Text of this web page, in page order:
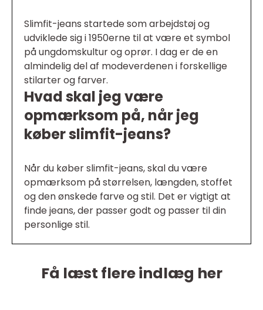
Slimfit-jeans startede som arbejdstøj og
udviklede sig i 1950erne til at være et symbol
på ungdomskultur og oprør. I dag er de en
almindelig del af modeverdenen i forskellige
stilarter og farver.
Hvad skal jeg være
opmærksom på, når jeg
køber slimfit-jeans?
Når du køber slimfit-jeans, skal du være
opmærksom på størrelsen, længden, stoffet
og den ønskede farve og stil. Det er vigtigt at
finde jeans, der passer godt og passer til din
personlige stil.
Få læst flere indlæg her